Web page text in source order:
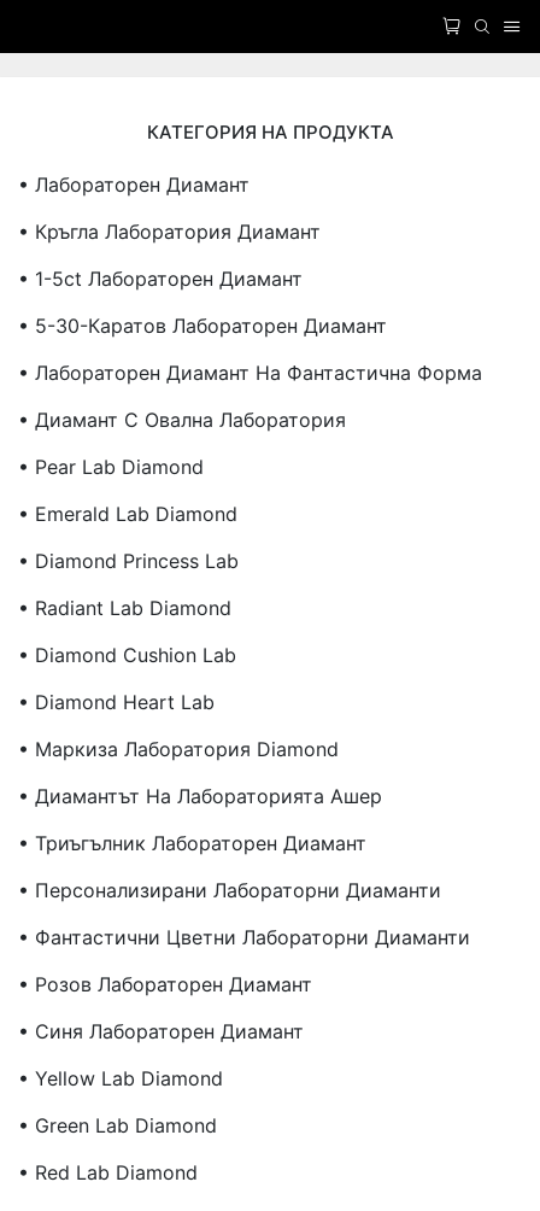
КАТЕГОРИЯ НА ПРОДУКТА
• Лабораторен Диамант
• Кръгла Лаборатория Диамант
• 1-5ct Лабораторен Диамант
• 5-30-Каратов Лабораторен Диамант
• Лабораторен Диамант На Фантастична Форма
• Диамант С Овална Лаборатория
• Pear Lab Diamond
• Emerald Lab Diamond
• Diamond Princess Lab
• Radiant Lab Diamond
• Diamond Cushion Lab
• Diamond Heart Lab
• Маркиза Лаборатория Diamond
• Диамантът На Лабораторията Ашер
• Триъгълник Лабораторен Диамант
• Персонализирани Лабораторни Диаманти
• Фантастични Цветни Лабораторни Диаманти
• Розов Лабораторен Диамант
• Синя Лабораторен Диамант
• Yellow Lab Diamond
• Green Lab Diamond
• Red Lab Diamond